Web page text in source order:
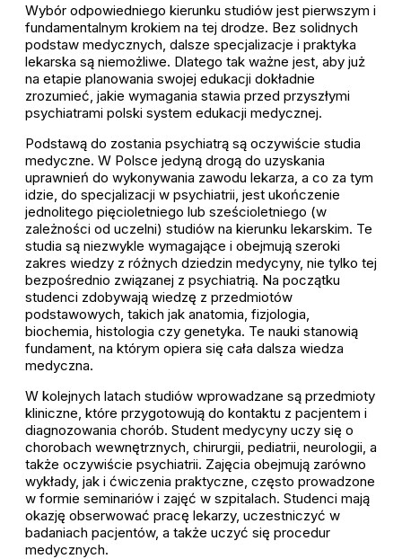
Wybór odpowiedniego kierunku studiów jest pierwszym i
fundamentalnym krokiem na tej drodze. Bez solidnych
podstaw medycznych, dalsze specjalizacje i praktyka
lekarska są niemożliwe. Dlatego tak ważne jest, aby już
na etapie planowania swojej edukacji dokładnie
zrozumieć, jakie wymagania stawia przed przyszłymi
psychiatrami polski system edukacji medycznej.
Podstawą do zostania psychiatrą są oczywiście studia
medyczne. W Polsce jedyną drogą do uzyskania
uprawnień do wykonywania zawodu lekarza, a co za tym
idzie, do specjalizacji w psychiatrii, jest ukończenie
jednolitego pięcioletniego lub sześcioletniego (w
zależności od uczelni) studiów na kierunku lekarskim. Te
studia są niezwykle wymagające i obejmują szeroki
zakres wiedzy z różnych dziedzin medycyny, nie tylko tej
bezpośrednio związanej z psychiatrią. Na początku
studenci zdobywają wiedzę z przedmiotów
podstawowych, takich jak anatomia, fizjologia,
biochemia, histologia czy genetyka. Te nauki stanowią
fundament, na którym opiera się cała dalsza wiedza
medyczna.
W kolejnych latach studiów wprowadzane są przedmioty
kliniczne, które przygotowują do kontaktu z pacjentem i
diagnozowania chorób. Student medycyny uczy się o
chorobach wewnętrznych, chirurgii, pediatrii, neurologii, a
także oczywiście psychiatrii. Zajęcia obejmują zarówno
wykłady, jak i ćwiczenia praktyczne, często prowadzone
w formie seminariów i zajęć w szpitalach. Studenci mają
okazję obserwować pracę lekarzy, uczestniczyć w
badaniach pacjentów, a także uczyć się procedur
medycznych.